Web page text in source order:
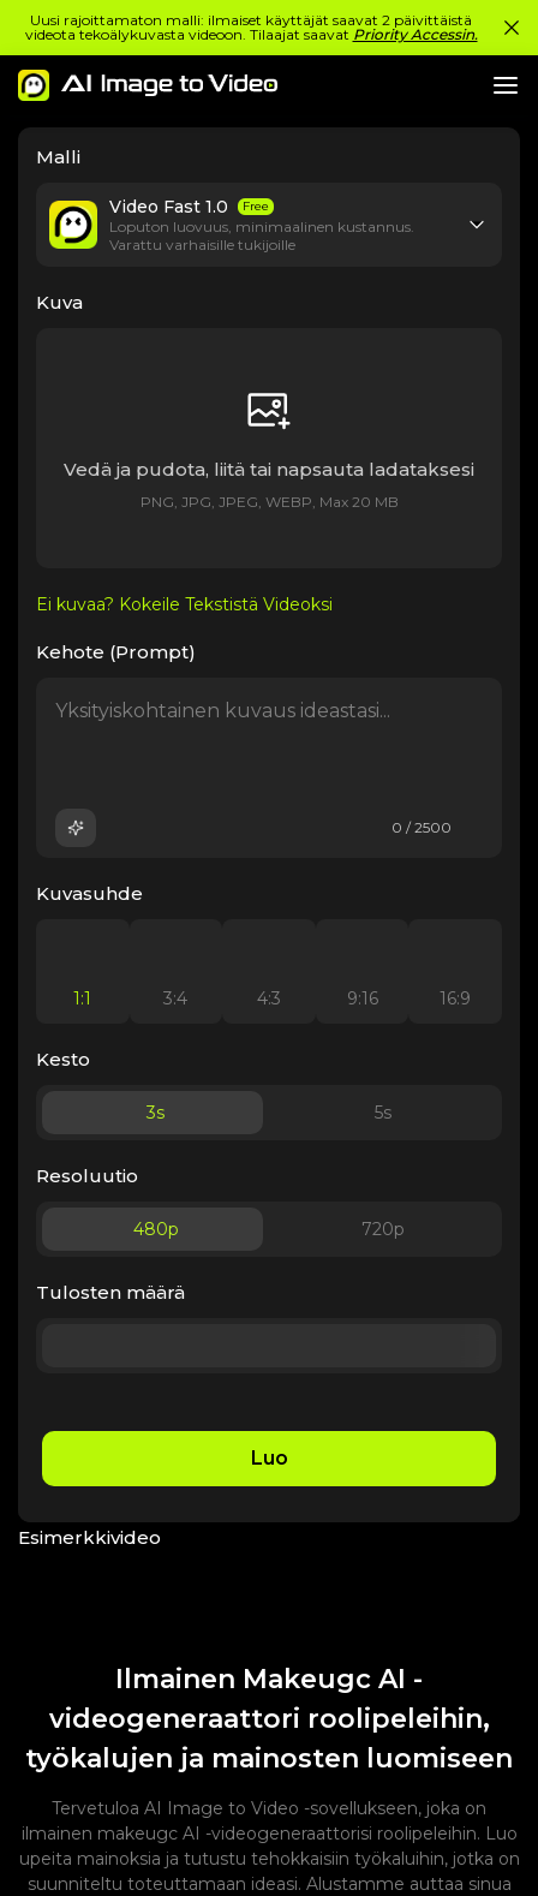
Uusi rajoittamaton malli: ilmaiset käyttäjät saavat 2 päivittäistä
videota tekoälykuvasta videoon. Tilaajat saavat Priority Accessin.
Malli
Video Fast 1.0 Free
Loputon luovuus, minimaalinen kustannus.
Varattu varhaisille tukijoille
Kuva
Vedä ja pudota, liitä tai napsauta ladataksesi
PNG, JPG, JPEG, WEBP, Max 20 MB
Ei kuvaa? Kokeile Tekstistä Videoksi
Kehote (Prompt)
0 / 2500
Kuvasuhde
1:1 3:4 4:3 9:16 16:9
Kesto
3s 5s
Resoluutio
480p 720p
Tulosten määrä
Luo
Esimerkkivideo
Ilmainen Makeugc AI -
videogeneraattori roolipeleihin,
työkalujen ja mainosten luomiseen
Tervetuloa AI Image to Video -sovellukseen, joka on
ilmainen makeugc AI -videogeneraattorisi roolipeleihin. Luo
upeita mainoksia ja tutustu tehokkaisiin työkaluihin, jotka on
suunniteltu toteuttamaan ideasi. Alustamme auttaa sinua